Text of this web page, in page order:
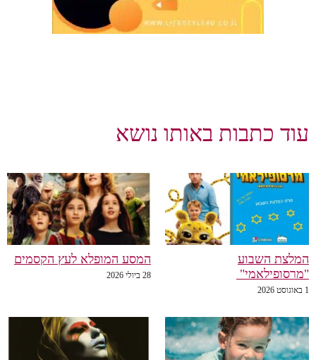
כתבות באותו נושא
השבוע
המסע המופלא לעץ הקסמים